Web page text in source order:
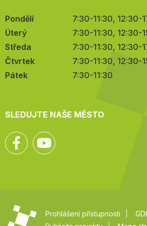
Pondělí
7:30-11:30, 12:30-
Úterý
7:30-11:30, 12:30-
Středa
7:30-11:30, 12:30-
Čtvrtek
7:30-11:30, 12:30-
Pátek
7:30-11:30
SLEDUJTE NAŠE MĚSTO
Facebook
Prohlášení přístupnosti